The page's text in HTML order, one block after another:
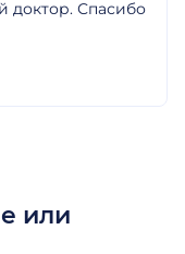
доктор. Спасибо
или